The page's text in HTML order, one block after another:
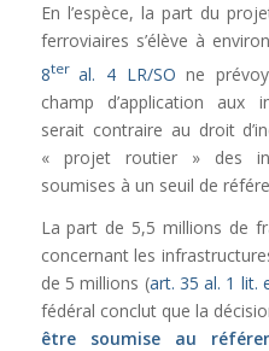
En l’espèce, la part du
ferroviaires s’élève à
8ter al. 4 LR/SO ne
champ d’application aux
serait contraire au droit
« projet routier » des
soumises à un seuil de
La part de 5,5 millions de
concernant les
de 5 millions (art. 35 al. 1 lit.
fédéral conclut que la
être soumise au